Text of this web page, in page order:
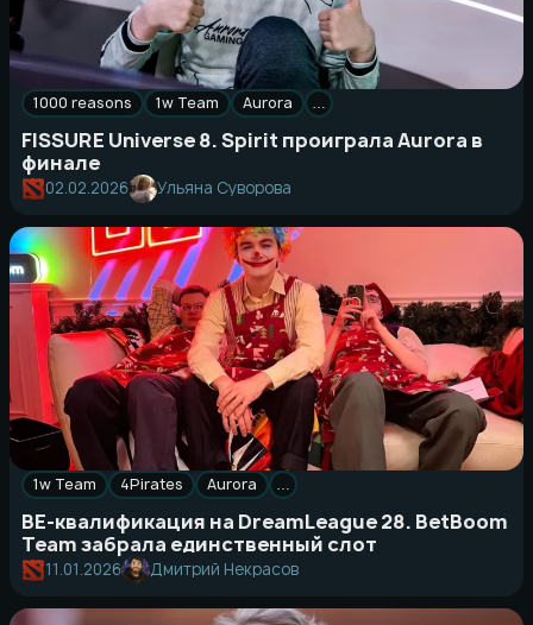
1000 reasons 1w Team Aurora
FISSURE Universe 8. Spirit проиграла Aurora в
финале
02.02.2026 Ульяна Суворова
1w Team 4Pirates Aurora
ВЕ-квалификация на DreamLeague 28. BetBoom
Team забрала единственный слот
11.01.2026 Дмитрий Некрасов